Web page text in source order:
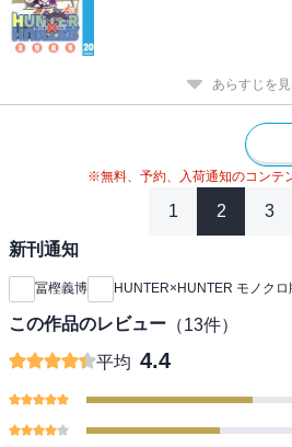
あらすじを
※無料、予約、入荷通知のコンテ
1 2 3
新刊通知
冨樫義博 HUNTER×HUNTER モノクロ
この作品のレビュー （13件）
平均 4.4